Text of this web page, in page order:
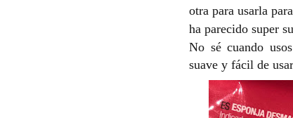
otra para usarla
ha parecido super
No sé cuando
suave y fácil de